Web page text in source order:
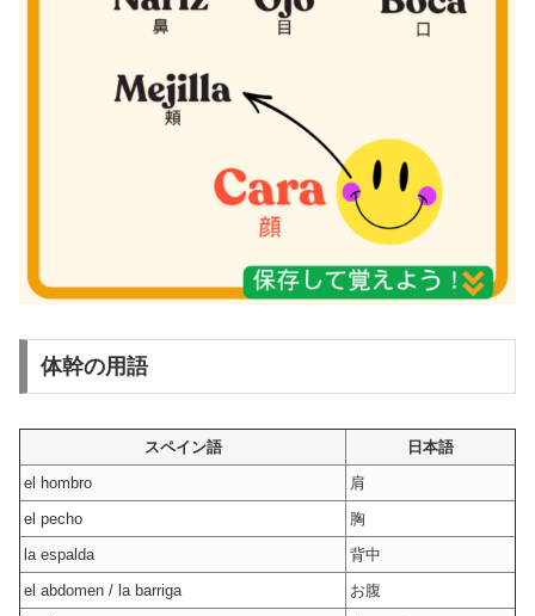
体幹の用語
スペイン語
日本語
el hombro
肩
el pecho
胸
la espalda
背中
el abdomen / la barriga
お腹